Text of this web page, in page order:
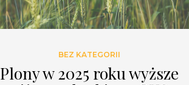
BEZ KATEGORII
Plony w 2025 roku wyższe